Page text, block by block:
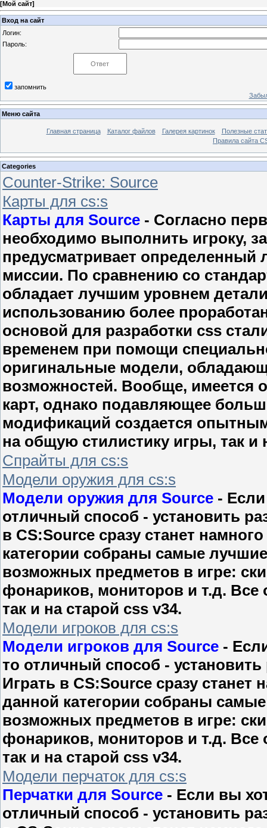
[Мой сайт]
Вход на сайт
Логин:
Пароль:
запомнить
Меню сайта
Главная страница Каталог файлов Галерея картинок
Полезные
Правила сайта
Categories
Counter-Strike: Sourcе
Карты для cs:s
Карты для Source - Согласно
необходимо выполнить игроку,
предусматривает
миссии. По сравнению со
обладает лучшим уровнем
использованию более
основой для разработки css
временем при помощи
оригинальные модели,
возможностей. Вообще, имеется
карт, однако подавляющее
модификаций создается
на общую стилистику игры, так
Спрайты для cs:s
Модели оружия для cs:s
Модели оружия для Source -
отличный способ - установить
в CS:Source сразу станет
категории собраны самые
возможных предметов в игре:
фонариков, мониторов и т.д. Все
так и на старой css v34.
Модели игроков для cs:s
Модели игроков для Source -
то отличный способ -
Играть в CS:Source сразу станет
данной категории собраны
возможных предметов в игре:
фонариков, мониторов и т.д. Все
так и на старой css v34.
Модели перчаток для cs:s
Перчатки для Source - Если вы
отличный способ - установить